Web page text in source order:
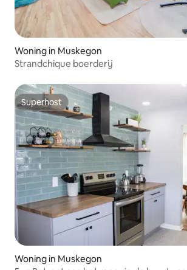
Woning in Muskegon
Strandchique boerderij
Superhost
Superhost
Woning in Muskegon